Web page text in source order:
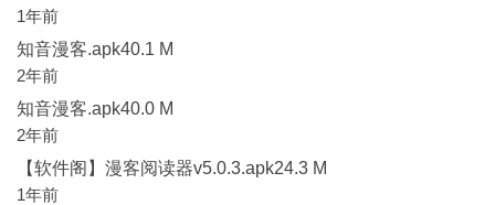
1年前
知音漫客.apk40.1 M
2年前
知音漫客.apk40.0 M
2年前
【软件阁】漫客阅读器v5.0.3.apk24.3 M
1年前